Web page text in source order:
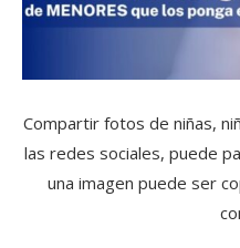
Compartir fotos de niñas,
las redes sociales, puede
una imagen puede ser